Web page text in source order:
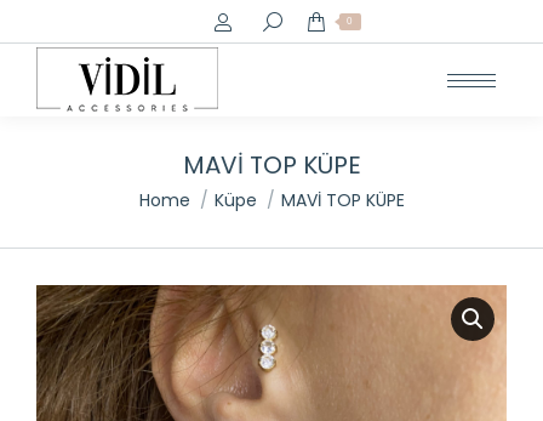
Search: 0
MAVİ TOP KÜPE
You are here:
Home Küpe MAVİ TOP KÜPE